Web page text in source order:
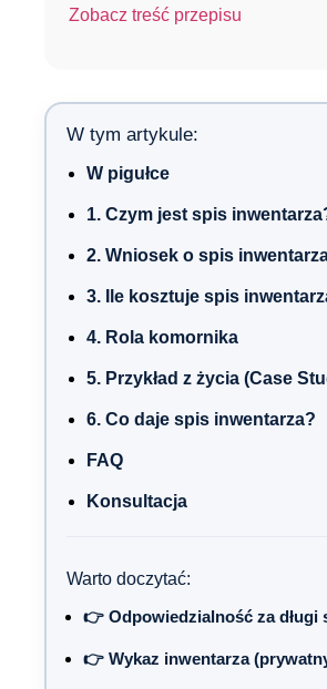
Zobacz treść przepisu
W tym artykule:
W pigułce
1. Czym jest spis
2. Wniosek o spis
3. Ile kosztuje spis
4. Rola komornika
5. Przykład z życia (Case
6. Co daje spis inwentarza?
FAQ
Konsultacja
Warto doczytać:
👉 Odpowiedzialność za długi
👉 Wykaz inwentarza